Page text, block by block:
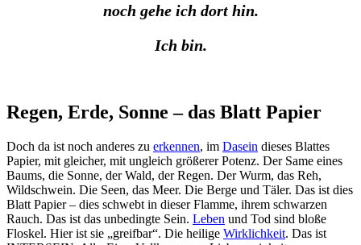
noch gehe ich dort hin.
Ich bin.
Regen, Erde, Sonne – das Blatt Papier
Doch da ist noch anderes zu erkennen, im Dasein dieses Blattes
Papier, mit gleicher, mit ungleich größerer Potenz. Der Same eines
Baums, die Sonne, der Wald, der Regen. Der Wurm, das Reh,
Wildschwein. Die Seen, das Meer. Die Berge und Täler. Das ist dies
Blatt Papier – dies schwebt in dieser Flamme, ihrem schwarzen
Rauch. Das ist das unbedingte Sein. Leben und Tod sind bloße
Floskel. Hier ist sie „greifbar“. Die heilige Wirklichkeit. Das ist